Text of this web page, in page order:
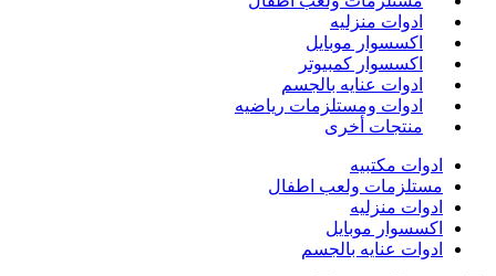
ادوات منزليه
اكسسوار موبايل
اكسسوار كمبيوتر
ادوات عنايه بالجسم
ادوات ومستلزمات رياضيه
منتجات أخرى
ادوات مكتبيه
مستلزمات ولعب اطفال
ادوات منزليه
اكسسوار موبايل
ادوات عنايه بالجسم